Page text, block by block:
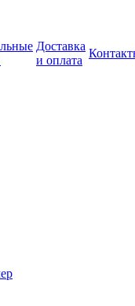
Доставка
и оплата